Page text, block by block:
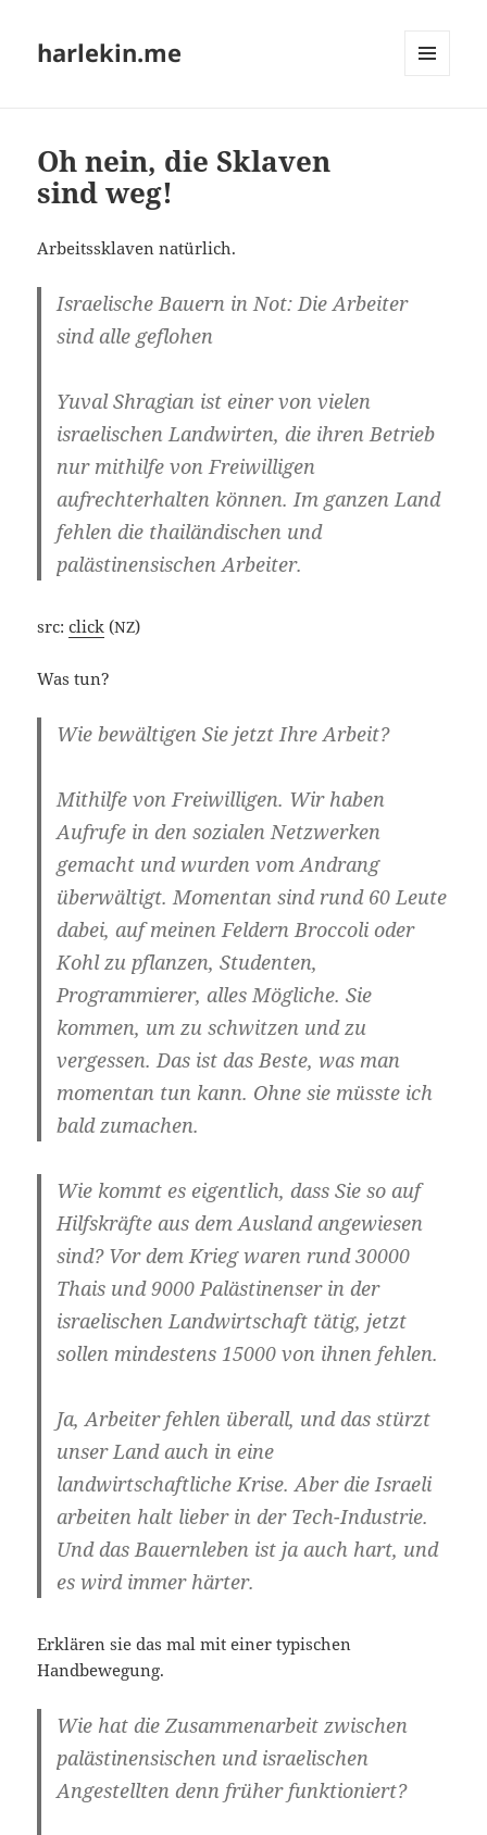
harlekin.me
Oh nein, die Sklaven
sind weg!
Arbeits­skla­ven natürlich.
Israe­li­sche Bau­ern in Not: Die Arbei­ter
sind alle geflohen
Yuval Shragi­an ist einer von vie­len
israe­li­schen Land­wir­ten, die ihren Betrieb
nur mit­hil­fe von Frei­wil­li­gen
auf­recht­erhal­ten kön­nen. Im gan­zen Land
feh­len die thai­län­di­schen und
paläs­ti­nen­si­schen Arbeiter.
src:click (NZ)
Was tun?
Wie bewäl­ti­gen Sie jetzt Ihre Arbeit?
Mit­hil­fe von Frei­wil­li­gen. Wir haben
Auf­ru­fe in den sozia­len Netz­wer­ken
gemacht und wur­den vom Andrang
über­wäl­tigt. Momen­tan sind rund 60 Leu­te
dabei, auf mei­nen Fel­dern Broc­co­li oder
Kohl zu pflan­zen, Stu­den­ten,
Pro­gram­mie­rer, alles Mög­li­che. Sie
kom­men, um zu schwit­zen und zu
ver­ges­sen. Das ist das Bes­te, was man
momen­tan tun kann. Ohne sie müss­te ich
bald zumachen.
Wie kommt es eigent­lich, dass Sie so auf
Hilfs­kräf­te aus dem Aus­land ange­wie­sen
sind? Vor dem Krieg waren rund 30000
Thais und 9000 Paläs­ti­nen­ser in der
israe­li­schen Land­wirt­schaft tätig, jetzt
sol­len min­des­tens 15000 von ihnen fehlen.
Ja, Arbei­ter feh­len über­all, und das stürzt
unser Land auch in eine
land­wirt­schaft­li­che Kri­se. Aber die Israe­li
arbei­ten halt lie­ber in der Tech-Industrie.
Und das Bau­ern­le­ben ist ja auch hart, und
es wird immer härter.
Erklä­ren sie das mal mit einer typi­schen
Handbewegung.
Wie hat die Zusam­men­ar­beit zwi­schen
paläs­ti­nen­si­schen und israe­li­schen
Ange­stell­ten denn frü­her funktioniert?